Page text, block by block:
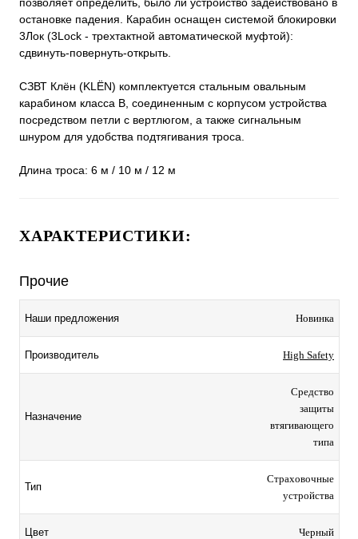
остановке падения. Карабин оснащен системой блокировки
3Лок (3Lock - трехтактной автоматической муфтой):
сдвинуть-повернуть-открыть.
СЗВТ Клён (KLЁN) комплектуется стальным овальным
карабином класса В, соединенным с корпусом устройства
посредством петли с вертлюгом, а также сигнальным
шнуром для удобства подтягивания троса.
Длина троса: 6 м / 10 м / 12 м
ХАРАКТЕРИСТИКИ:
Прочие
Наши предложения Новинка
Производитель High Safety
Назначение
Средство
защиты
втягивающего
типа
Тип
Страховочные
устройства
Цвет Черный